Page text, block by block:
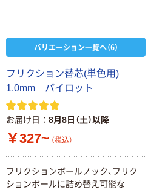
バリエーション一覧へ（6）
フ リ クシ ョ ン替芯(単色用)
1.0mm パイ ロ ッ ト
お届け日 8月8日（土）以降
￥327~ （税込）
フ リ クシ ョ ンボール ノ ック、 フ リ ク
シ ョ ンボールに詰め替え可能な